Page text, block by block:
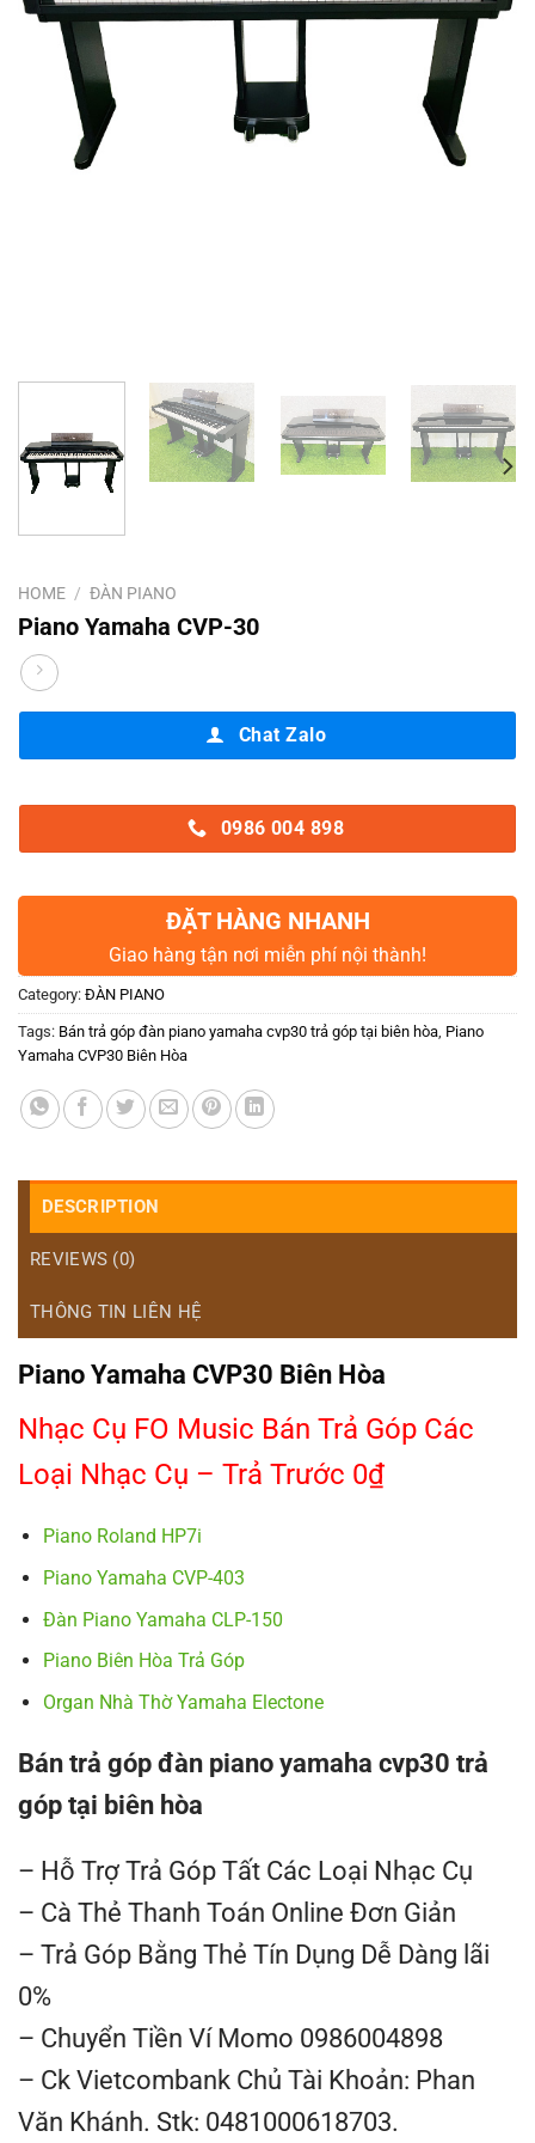
HOME / ĐÀN PIANO
Piano Yamaha CVP-30
Chat Zalo
0986 004 898
ĐẶT HÀNG NHANH
Giao hàng tận nơi miễn phí nội thành!
Category: ĐÀN PIANO
Tags: Bán trả góp đàn piano yamaha cvp30 trả góp tại biên hòa, Piano
Yamaha CVP30 Biên Hòa
DESCRIPTION
REVIEWS (0)
THÔNG TIN LIÊN HỆ
Piano Yamaha CVP30 Biên Hòa
Nhạc Cụ FO Music Bán Trả Góp Các
Loại Nhạc Cụ – Trả Trước 0₫
Piano Roland HP7i
Piano Yamaha CVP-403
Đàn Piano Yamaha CLP-150
Piano Biên Hòa Trả Góp
Organ Nhà Thờ Yamaha Electone
Bán trả góp đàn piano yamaha cvp30 trả
góp tại biên hòa
– Hỗ Trợ Trả Góp Tất Các Loại Nhạc Cụ
– Cà Thẻ Thanh Toán Online Đơn Giản
– Trả Góp Bằng Thẻ Tín Dụng Dễ Dàng lãi
0%
– Chuyển Tiền Ví Momo 0986004898
– Ck Vietcombank Chủ Tài Khoản: Phan
Văn Khánh. Stk: 0481000618703.